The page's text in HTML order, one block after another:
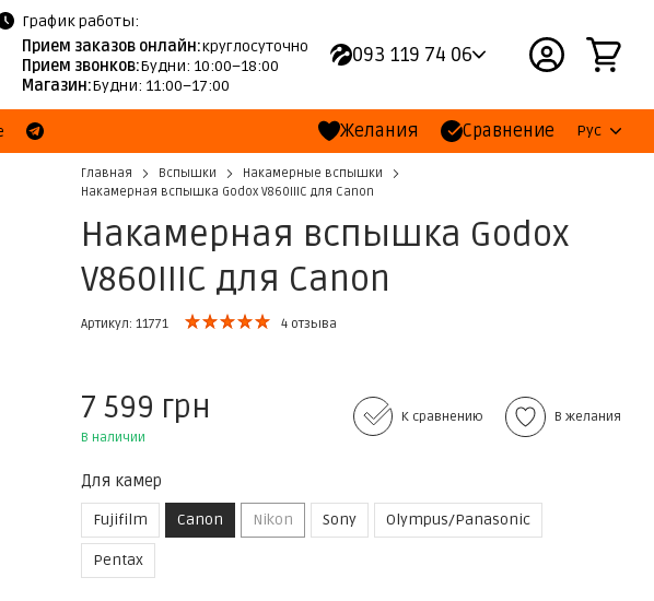
График работы:
Прием заказов онлайн:круглосуточно
Прием звонков:Будни: 10:00–18:00
Магазин:Будни: 11:00–17:00
093 119 74 06
Желания Сравнение Рус
Главная Вспышки
Накамерные вспышки
Накамерная вспышка Godox V860IIIC для Canon
Накамерная вспышка Godox
V860IIIC для Canon
Артикул: 11771 4 отзыва
7 599 грн
В наличии
К сравнению В желания
Для камер
Fujifilm Canon Nikon Sony Olympus/Panasonic
Pentax